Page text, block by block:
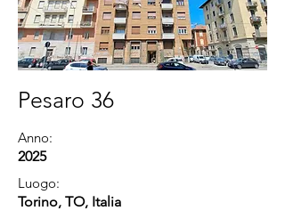
Pesaro 36
Anno:
2025
Luogo:
Torino, TO, Italia